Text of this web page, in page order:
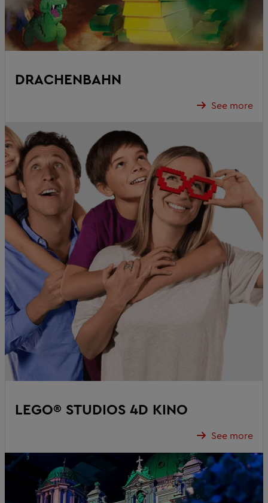
DRACHENBAHN
See more
LEGO® STUDIOS 4D KINO
See more